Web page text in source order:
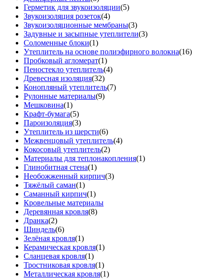
Герметик для звукоизоляции(5)
Звукоизоляция розеток(4)
Звукоизоляционные мембраны(3)
Задувные и засыпные утеплители(3)
Соломенные блоки(1)
Утеплитель на основе полиэфирного волокна(16)
Пробковый агломерат(1)
Пеностекло утеплитель(4)
Древесная изоляция(32)
Конопляный утеплитель(7)
Рулонные материалы(9)
Мешковина(1)
Крафт-бумага(5)
Пароизоляция(3)
Утеплитель из шерсти(6)
Межвенцовый утеплитель(4)
Кокосовый утеплитель(2)
Материалы для теплонакопления(1)
Глинобитная стена(1)
Необожженный кирпич(3)
Тяжёлый саман(1)
Саманный кирпич(1)
Кровельные материалы
Деревянная кровля(8)
Дранка(2)
Шиндель(6)
Зелёная кровля(1)
Керамическая кровля(1)
Сланцевая кровля(1)
Тростниковая кровля(1)
Металлическая кровля(1)